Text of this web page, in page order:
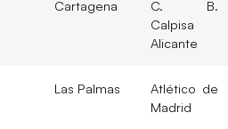
Cartagena
C. B.
Calpisa
Alicante
Las Palmas
Atlético de
Madrid